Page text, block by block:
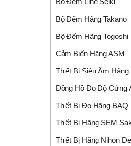
Bộ Đếm Line Seiki
Bộ Đếm Hãng Takano
Bộ Đếm Hãng Togoshi
Cảm Biến Hãng ASM
Thiết Bị Siêu Âm Hãng
Đồng Hồ Đo Độ Cứng
Thiết Bị Đo Hãng BAQ
Thiết Bị Hãng SEM
Thiết Bị Hãng Nihon